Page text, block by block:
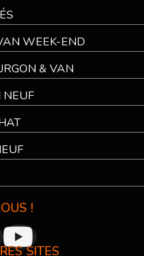
WEEK-END
& VAN
NEUF
!
SITES